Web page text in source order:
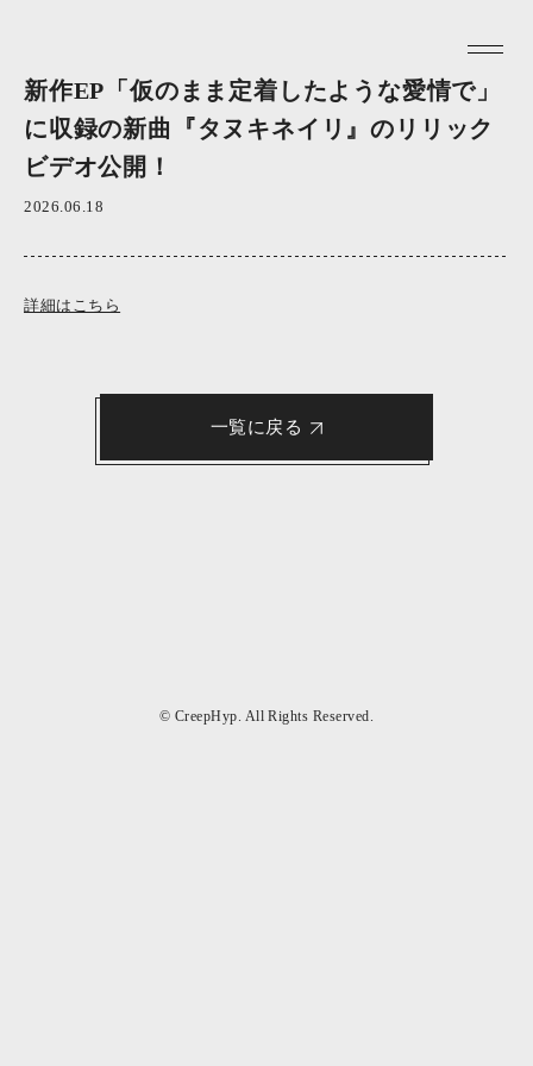
新作EP「仮のまま定着したような愛情で」
に収録の新曲『タヌキネイリ』のリリック
ビデオ公開！
2026.06.18
詳細はこちら
一覧に戻る
© CreepHyp. All Rights Reserved.